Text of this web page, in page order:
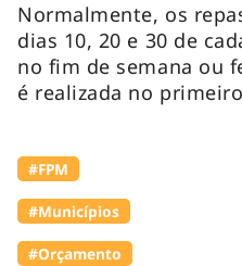
Normalmente, os
dias 10, 20 e 30 de
no fim de semana ou
é realizada no
#FPM
#Municípios
#Orçamento